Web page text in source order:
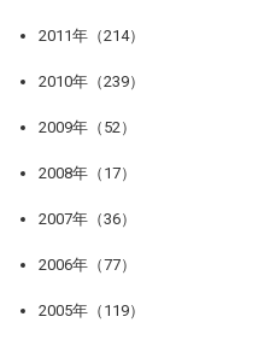
2011年（214）
2010年（239）
2009年（52）
2008年（17）
2007年（36）
2006年（77）
2005年（119）